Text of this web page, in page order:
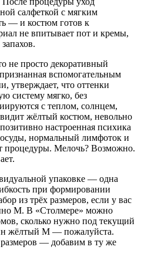
салфеткой с мягким
— и костюм готов к
не впитывает пот и кремы,
не просто декоративный
вспомогательным
утверждает, что оттенки
систему мягко, без
с теплом, солнцем,
жёлтый костюм, невольно
настроенная психика
нормальный лимфоток и
процедуры. Мелочь? Возможно.
упаковке — одна
при формировании
из трёх размеров, если у вас
M. В «Столмере» можно
сколько нужно под текущий
жёлтый M — пожалуйста.
— добавим в ту же